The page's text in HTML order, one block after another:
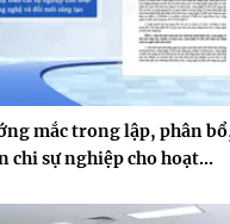
mắc trong lập, phân
chi sự nghiệp cho hoạt...